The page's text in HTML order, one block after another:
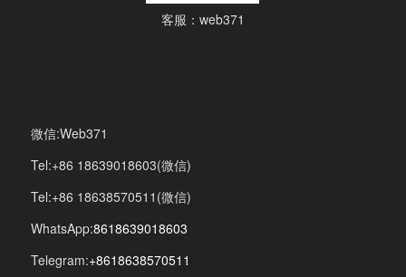
客服：web371
微信:Web371
Tel:+86 18639018603(微信)
Tel:+86 18638570511(微信)
WhatsApp:8618639018603
Telegram:+8618638570511